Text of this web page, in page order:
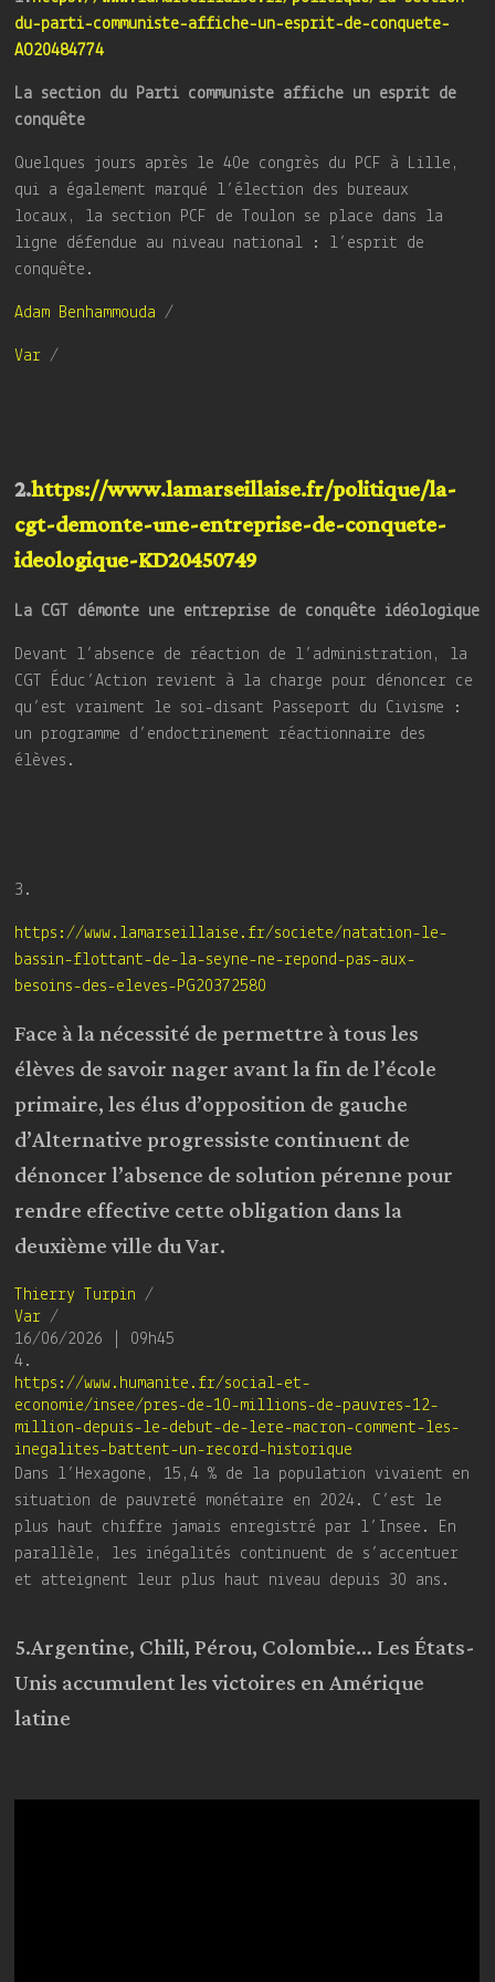
du-parti-communiste-affiche-un-esprit-de-conquete-
AO20484774
La section du Parti communiste affiche un esprit de
conquête
Quelques jours après le 40e congrès du PCF à Lille,
qui a également marqué l’élection des bureaux
locaux, la section PCF de Toulon se place dans la
ligne défendue au niveau national : l’esprit de
conquête.
Adam Benhammouda /
Var /
2.https://www.lamarseillaise.fr/politique/la-
cgt-demonte-une-entreprise-de-conquete-
ideologique-KD20450749
La CGT démonte une entreprise de conquête idéologique
Devant l’absence de réaction de l’administration, la
CGT Éduc’Action revient à la charge pour dénoncer ce
qu’est vraiment le soi-disant Passeport du Civisme :
un programme d’endoctrinement réactionnaire des
élèves.
3.
https://www.lamarseillaise.fr/societe/natation-le-
bassin-flottant-de-la-seyne-ne-repond-pas-aux-
besoins-des-eleves-PG20372580
Face à la nécessité de permettre à tous les
élèves de savoir nager avant la fin de l’école
primaire, les élus d’opposition de gauche
d’Alternative progressiste continuent de
dénoncer l’absence de solution pérenne pour
rendre effective cette obligation dans la
deuxième ville du Var.
Thierry Turpin /
Var /
16/06/2026 | 09h45
4.
https://www.humanite.fr/social-et-
economie/insee/pres-de-10-millions-de-pauvres-12-
million-depuis-le-debut-de-lere-macron-comment-les-
inegalites-battent-un-record-historique
Dans l’Hexagone, 15,4 % de la population vivaient en
situation de pauvreté monétaire en 2024. C’est le
plus haut chiffre jamais enregistré par l’Insee. En
parallèle, les inégalités continuent de s’accentuer
et atteignent leur plus haut niveau depuis 30 ans.
5.Argentine, Chili, Pérou, Colombie… Les États-
Unis accumulent les victoires en Amérique
latine